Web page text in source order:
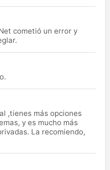
cometió un error y
,tienes más opciones
y es mucho más
La recomiendo,